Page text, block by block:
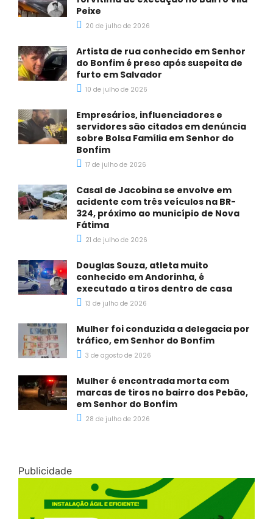
Peixe
20 de julho de 2026
Artista de rua conhecido em Senhor
do Bonfim é preso após suspeita de
furto em Salvador
10 de julho de 2026
Empresários, influenciadores e
servidores são citados em denúncia
sobre Bolsa Família em Senhor do
Bonfim
17 de julho de 2026
Casal de Jacobina se envolve em
acidente com três veículos na BR-
324, próximo ao município de Nova
Fátima
21 de julho de 2026
Douglas Souza, atleta muito
conhecido em Andorinha, é
executado a tiros dentro de casa
13 de julho de 2026
Mulher foi conduzida a delegacia por
tráfico, em Senhor do Bonfim
3 de agosto de 2026
Mulher é encontrada morta com
marcas de tiros no bairro dos Pebão,
em Senhor do Bonfim
28 de julho de 2026
Publicidade